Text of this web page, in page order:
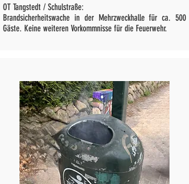
OT Tangstedt / Schulstraße:
Brandsicherheitswache in der Mehrzweckhalle für ca. 500
Gäste. Keine weiteren Vorkommnisse für die Feuerwehr.